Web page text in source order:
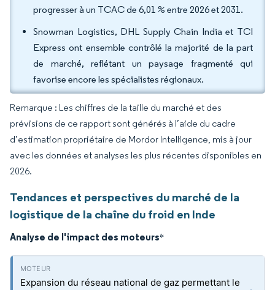
progresser à un TCAC de 6,01 % entre 2026 et 2031.
Snowman Logistics, DHL Supply Chain India et TCI
Express ont ensemble contrôlé la majorité de la part
de marché, reflétant un paysage fragmenté qui
favorise encore les spécialistes régionaux.
Remarque : Les chiffres de la taille du marché et des
prévisions de ce rapport sont générés à l’aide du cadre
d’estimation propriétaire de Mordor Intelligence, mis à jour
avec les données et analyses les plus récentes disponibles en
2026.
Tendances et perspectives du marché de la
logistique de la chaîne du froid en Inde
Analyse de l'impact des moteurs*
Expansion du réseau national de gaz permettant le